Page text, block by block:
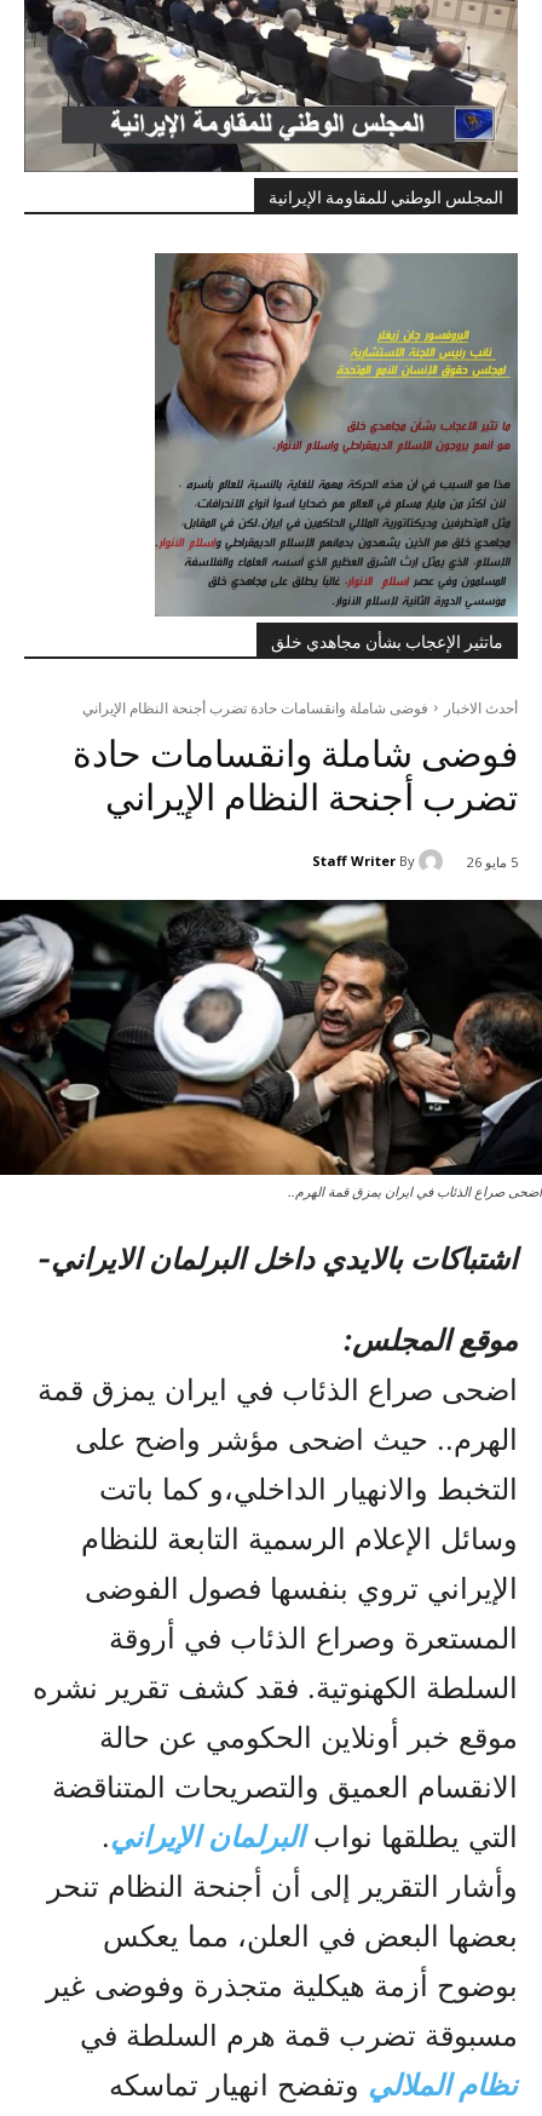
المجلس الوطني للمقاومة الإيرانية
ماتثير الإعجاب بشأن مجاهدي خلق
أحدث الاخبار فوضى شاملة وانقسامات حادة تضرب أجنحة النظام الإيراني
فوضى شاملة وانقسامات حادة
تضرب أجنحة النظام الإيراني
5 مايو 26 By
Staff Writer
اضحی صراع الذئاب في ایران يمزق قمة الهرم..
اشتباکات بالایدي داخل البرلمان الایراني-
موقع المجلس:
اضحی صراع الذئاب في ایران يمزق قمة
الهرم.. حیث اضحی مؤشر واضح على
التخبط والانهيار الداخلي،و کما باتت
وسائل الإعلام الرسمية التابعة للنظام
الإيراني تروي بنفسها فصول الفوضى
المستعرة وصراع الذئاب في أروقة
السلطة الكهنوتية. فقد كشف تقرير نشره
موقع خبر أونلاين الحكومي عن حالة
الانقسام العميق والتصريحات المتناقضة
التي يطلقها نوابالبرلمان الإيراني.
وأشار التقرير إلى أن أجنحة النظام تنحر
بعضها البعض في العلن، مما يعكس
بوضوح أزمة هيكلية متجذرة وفوضى غير
مسبوقة تضرب قمة هرم السلطة في
نظام الملالي وتفضح انهيار تماسكه